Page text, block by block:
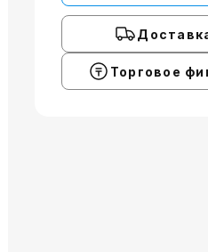
Торговое